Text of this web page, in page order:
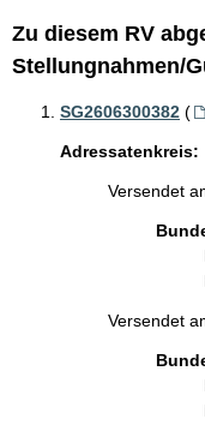
Zu diesem RV
Stellungnahmen/
SG2606300382 (
Adressatenkreis:
Versendet
Versendet